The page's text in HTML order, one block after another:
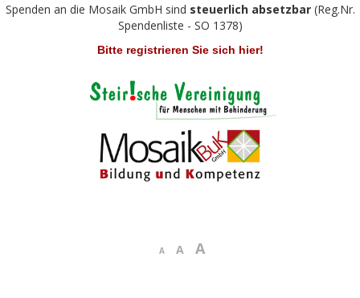
Spenden an die Mosaik GmbH sind steuerlich absetzbar(Reg.Nr.
Spendenliste - SO 1378)
Bitte registrieren Sie sich hier!
A A A